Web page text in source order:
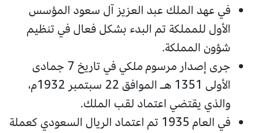
في عهد الملك عبد العزيز آل سعود المؤسس
الأول للمملكة تم البدء بشكل فعال في تنظيم
شؤون المملكة.
جرى إصدار مرسوم ملكي في تاريخ 7 جمادى
الأولى 1351 هـ الموافق 22 سبتمبر 1932م،
والذي يقتضي اعتماد لقب الملك.
في العام 1935 تم اعتماد الريال السعودي كعملة